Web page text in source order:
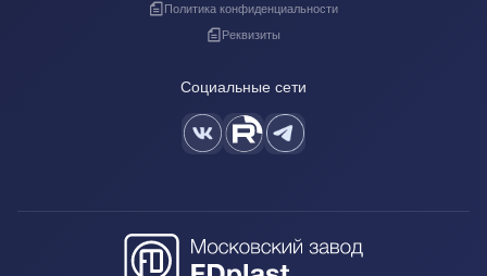
Политика конфиденциальности
Реквизиты
Социальные сети